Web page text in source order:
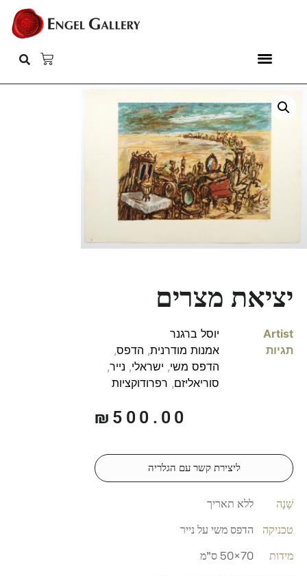
יציאת מצרים
Artist
יוסל ברגנר
תגיות
אמנות מודרנית, הדפס,
הדפס משי, ישראלי, נייר,
סוריאליזם, רפרודוקציות
₪ 500.00
ליצירת קשר עם הגלריה
שָׁנָה
ללא תאריך
טכניקה
הדפס משי על נייר
מידות
70×50 ס"מ